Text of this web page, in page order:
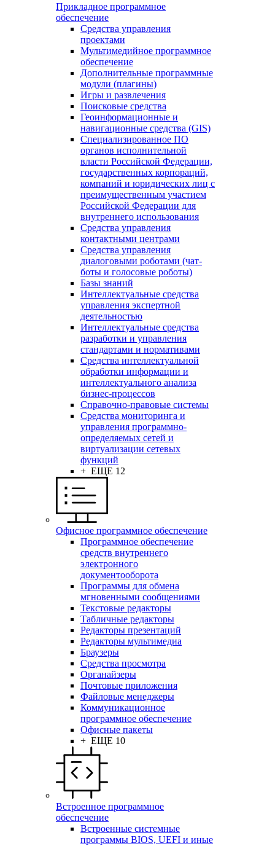
Прикладное программное
обеспечение
Средства управления
проектами
Мультимедийное программное
обеспечение
Дополнительные программные
модули (плагины)
Игры и развлечения
Поисковые средства
Геоинформационные и
навигационные средства (GIS)
Специализированное ПО
органов исполнительной
власти Российской Федерации,
государственных корпораций,
компаний и юридических лиц с
преимущественным участием
Российской Федерации для
внутреннего использования
Средства управления
контактными центрами
Средства управления
диалоговыми роботами (чат-
боты и голосовые роботы)
Базы знаний
Интеллектуальные средства
управления экспертной
деятельностью
Интеллектуальные средства
разработки и управления
стандартами и нормативами
Средства интеллектуальной
обработки информации и
интеллектуального анализа
бизнес-процессов
Справочно-правовые системы
Средства мониторинга и
управления программно-
определяемых сетей и
виртуализации сетевых
функций
+ ЕЩЕ 12
Офисное программное обеспечение
Программное обеспечение
средств внутреннего
электронного
документооборота
Программы для обмена
мгновенными сообщениями
Текстовые редакторы
Табличные редакторы
Редакторы презентаций
Редакторы мультимедиа
Браузеры
Средства просмотра
Органайзеры
Почтовые приложения
Файловые менеджеры
Коммуникационное
программное обеспечение
Офисные пакеты
+ ЕЩЕ 10
Встроенное программное
обеспечение
Встроенные системные
программы BIOS, UEFI и иные